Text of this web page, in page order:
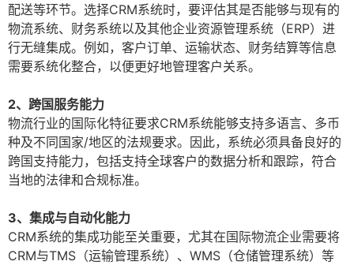
配送等环节。选择CRM系统时，要评估其是否能够与现有的
物流系统、财务系统以及其他企业资源管理系统（ERP）进
行无缝集成。例如，客户订单、运输状态、财务结算等信息
需要系统化整合，以便更好地管理客户关系。
2、跨国服务能力
物流行业的国际化特征要求CRM系统能够支持多语言、多币
种及不同国家/地区的法规要求。因此，系统必须具备良好的
跨国支持能力，包括支持全球客户的数据分析和跟踪，符合
当地的法律和合规标准。
3、集成与自动化能力
CRM系统的集成功能至关重要，尤其在国际物流企业需要将
CRM与TMS（运输管理系统）、WMS（仓储管理系统）等